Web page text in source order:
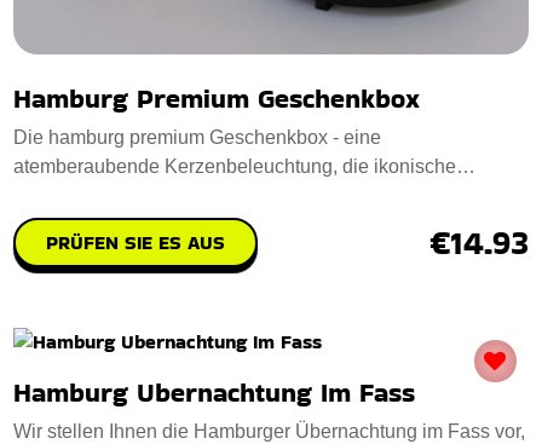
Hamburg Premium Geschenkbox
Die hamburg premium Geschenkbox - eine
atemberaubende Kerzenbeleuchtung, die ikonische
PRÜFEN SIE ES AUS €14.93
Hamburg Ubernachtung Im Fass
Wir stellen Ihnen die Hamburger Übernachtung im Fass vor,